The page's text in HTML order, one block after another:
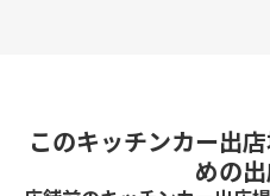
このキッチンカー出
めの